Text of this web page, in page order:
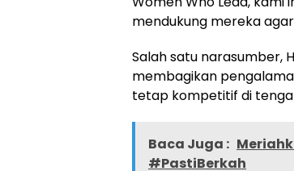
mendukung mereka
Salah satu narasumber,
membagikan
tetap kompetitif di
Baca Juga :
#PastiBerkah